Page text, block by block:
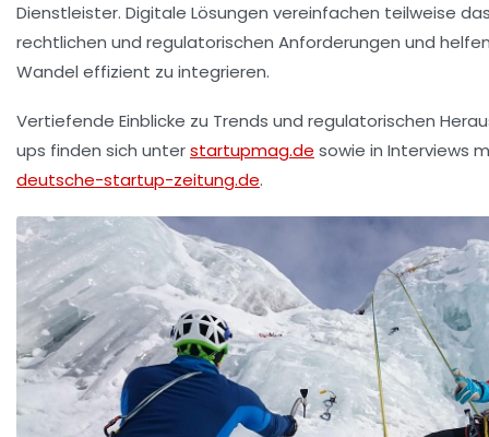
Dienstleister. Digitale Lösungen vereinfachen teilweise
rechtlichen und regulatorischen Anforderungen und
Wandel effizient zu integrieren.
Vertiefende Einblicke zu Trends und regulatorischen
ups finden sich unterstartupmag.de sowie in Interviews
deutsche-startup-zeitung.de.